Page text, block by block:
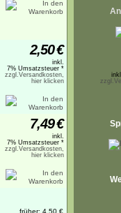
2,50€
inkl.
7% Umsatzsteuer *
zzgl.Versandkosten,
hier klicken
7,49€
inkl.
7% Umsatzsteuer *
zzgl.Versandkosten,
hier klicken
früher: 4,50 €